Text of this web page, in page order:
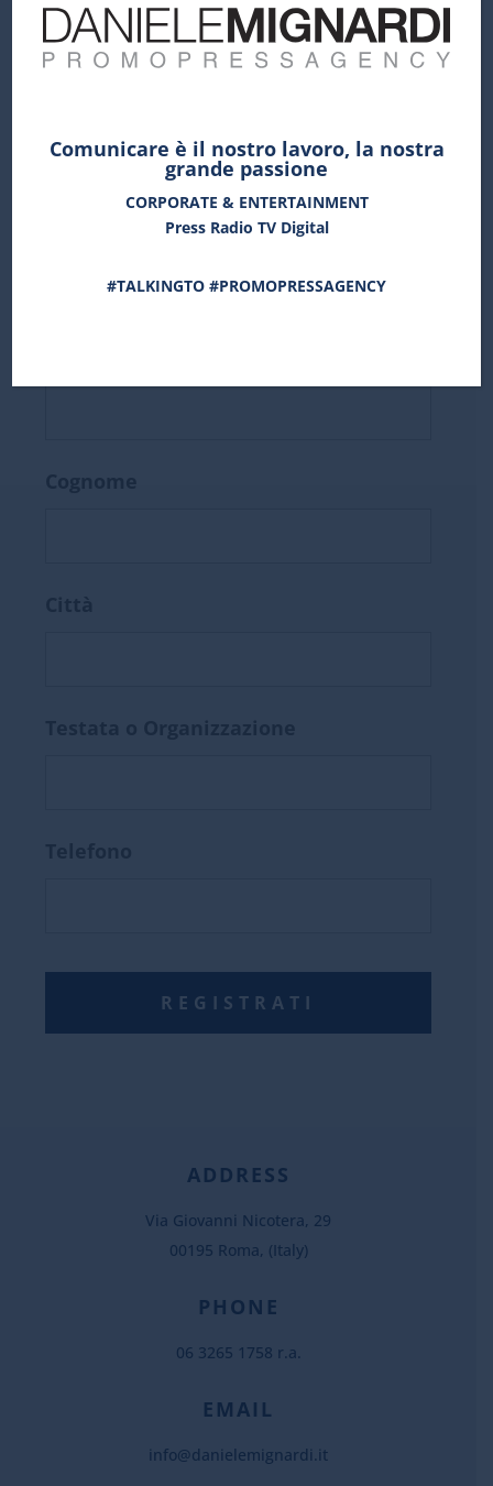
RICEVERE COMUNICATI E TUTTO IL MATERIALE,
SULLA NOSTRA ATTIVITÀ DI COMUNICAZIONE
#TALKINGTO #PROMOPRESSAGENCY
ADDRESS
Via Giovanni Nicotera, 29
00195 Roma, (Italy)
PHONE
06 3265 1758 r.a.
EMAIL
info@danielemignardi.it
Comunicare è il nostro lavoro, la nostra
grande passione
CORPORATE & ENTERTAINMENT
Press Radio TV Digital
#TALKINGTO #PROMOPRESSAGENCY